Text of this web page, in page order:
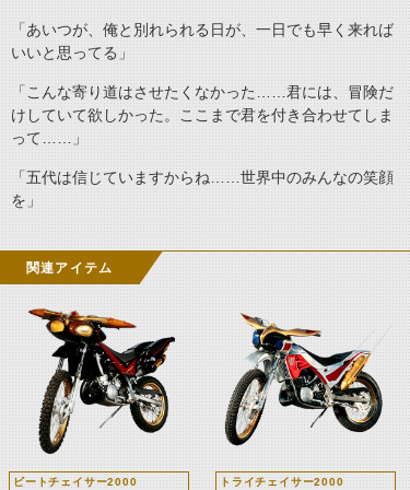
「あいつが、俺と別れられる日が、一日でも早く来れば
いいと思ってる」
「こんな寄り道はさせたくなかった……君には、冒険だ
けしていて欲しかった。ここまで君を付き合わせてしま
って……」
「五代は信じていますからね……世界中のみんなの笑顔
を」
関連アイテム
ビートチェイサー2000 トライチェイサー2000